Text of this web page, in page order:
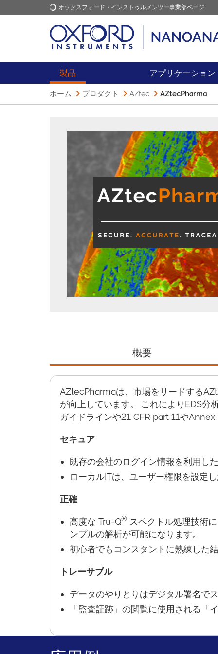
オックスフォード・インストゥルメンツー事業部ページ
オックスフォード・インス
トゥルメンツ
アプリケーション
製品 アプリケーション
ホーム プロダクト AZtec AZtecPharma
概要
AZtecPharmaは、市場をリードする
が向上しています。 これによりEDS分
ガイドラインや21 CFR part 11や
セキュア
既存の会社のログイン情報を利用し
ローカルITは、ユーザー権限を設定
正確
高度な Tru-Q® スペクトル処理技術
ンプルの解析が可能になります。
初心者でもコンスタントに熟練した
トレーサブル
データのやりとりはデジタル署名で
「監査証跡」の閲覧に使用される「